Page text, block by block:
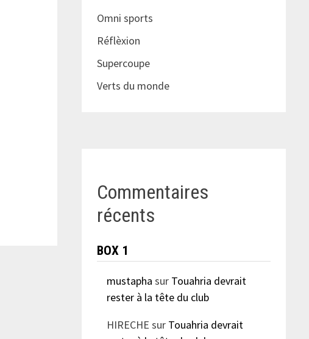
Omni sports
Réflèxion
Supercoupe
Verts du monde
Commentaires
récents
BOX 1
mustapha sur Touahria devrait
rester à la tête du club
HIRECHE sur Touahria devrait